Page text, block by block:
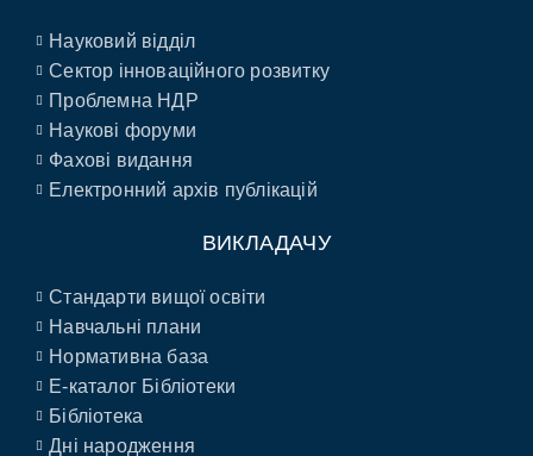
Науковий відділ
Сектор інноваційного розвитку
Проблемна НДР
Наукові форуми
Фахові видання
Електронний архів публікацій
ВИКЛАДАЧУ
Стандарти вищої освіти
Навчальні плани
Нормативна база
E-каталог Бібліотеки
Бібліотека
Дні народження